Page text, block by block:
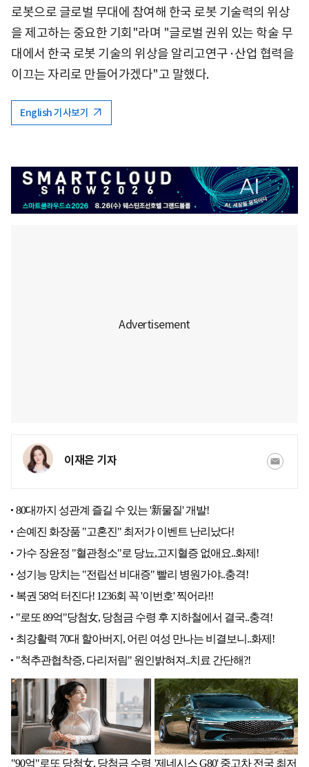
로봇으로 글로벌 무대에 참여해 한국 로봇 기술력의 위상
을 제고하는 중요한 기회"라며 "글로벌 권위 있는 학술 무
대에서 한국 로봇 기술의 위상을 알리고연구·산업 협력을
이끄는 자리로 만들어가겠다"고 말했다.
English 기사보기
이재은 기자